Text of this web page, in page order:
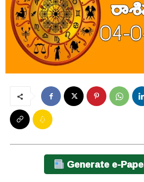
Generate e-